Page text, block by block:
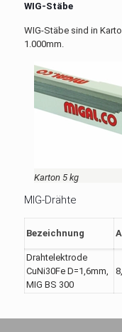
WIG-Stäbe
WIG-Stäbe sind in
1.000mm.
Karton 5 kg
MIG-Drähte
Bezeichnung
Drahtelektrode
CuNi30Fe D=1,6mm,
MIG BS 300